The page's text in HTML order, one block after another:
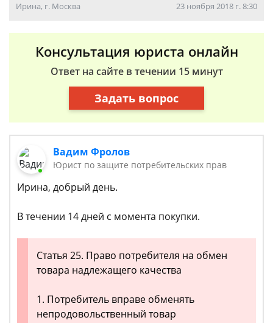
Ирина, г. Москва 23 ноября 2018 г. 8:30
Консультация юриста онлайн
Ответ на сайте в течении 15 минут
Задать вопрос
Вадим Фролов
Юрист по защите потребительских прав
Ирина, добрый день.
В течении 14 дней с момента покупки.
Статья 25. Право потребителя на обмен
товара надлежащего качества
1. Потребитель вправе обменять
непродовольственный товар